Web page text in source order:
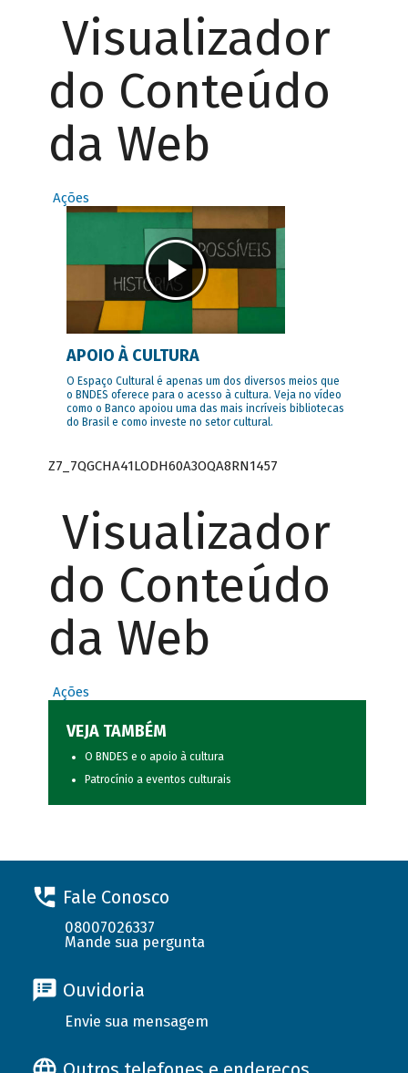
Visualizador
do Conteúdo
da Web
Ações
APOIO À CULTURA
O Espaço Cultural é apenas um dos diversos meios que
o BNDES oferece para o acesso à cultura. Veja no vídeo
como o Banco apoiou uma das mais incríveis bibliotecas
do Brasil e como investe no setor cultural.
Z7_7QGCHA41LODH60A3OQA8RN1457
Visualizador
do Conteúdo
da Web
Ações
VEJA TAMBÉM
O BNDES e o apoio à cultura
Patrocínio a eventos culturais
Fale Conosco
08007026337
Mande sua pergunta
Ouvidoria
Envie sua mensagem